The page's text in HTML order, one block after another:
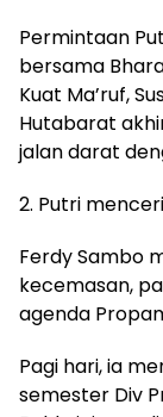
Permintaan
bersama
Kuat Ma’ruf,
Hutabarat
jalan darat
2. Putri
Ferdy Sambo
kecemasan,
agenda
Pagi hari, ia
semester Div